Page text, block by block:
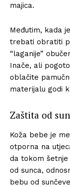
majica.
Međutim, kada
trebati obratiti
“laganije”
Inače, ali
oblačite
materijalu godi
Zaštita od
Koža bebe je
otporna na
da tokom
od sunca,
bebu od